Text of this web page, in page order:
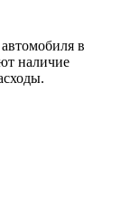
в
наличие